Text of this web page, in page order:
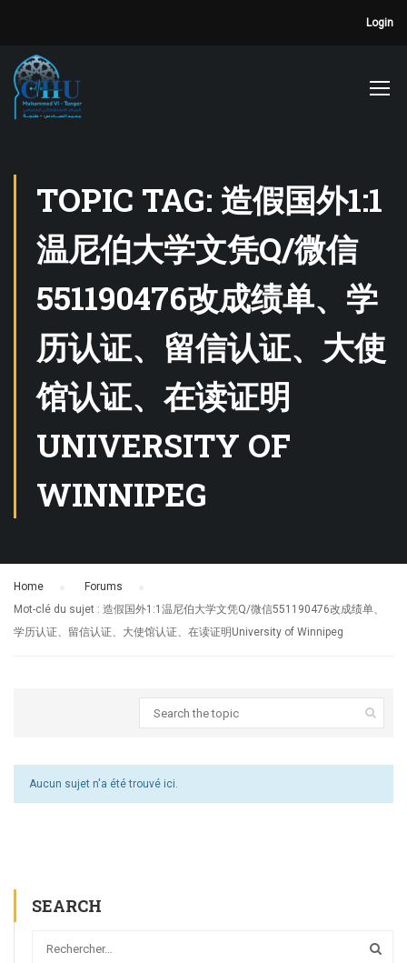
Login
TOPIC TAG: 造假国外1:1
温尼伯大学文凭Q/微信
551190476改成绩单、学
历认证、留信认证、大使
馆认证、在读证明
UNIVERSITY OF
WINNIPEG
Home Forums
Mot-clé du sujet : 造假国外1:1温尼伯大学文凭Q/微信551190476改成绩单、
学历认证、留信认证、大使馆认证、在读证明University of Winnipeg
Aucun sujet n'a été trouvé ici.
SEARCH